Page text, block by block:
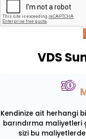
VDS
Kendinize ait herhangi
barındırma maliyetleri
sizi bu